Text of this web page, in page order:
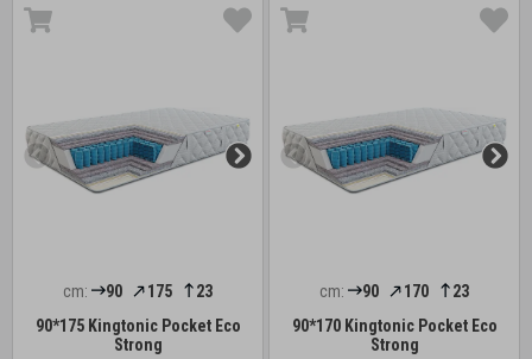
cm: 90 175
23
90*175 Kingtonic Pocket Eco
Strong
cm: 90 170
23
90*170 Kingtonic Pocket Eco
Strong